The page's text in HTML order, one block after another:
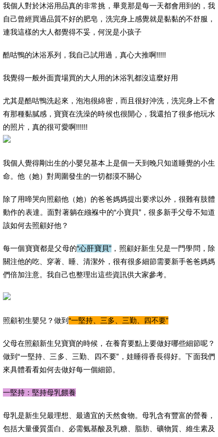
我個人對於沐浴用品真的非常挑，畢竟那是每一天都會用到的，我
自己曾經買過品質不好的肥皂，洗完身上感覺就是黏黏的不舒服，
連我這樣的大人都覺得不妥，何況是小孩子
酷咕鴨的沐浴系列，我自己試用過，真心大推啊!!!!!
我覺得一般外面賣場買的大人用的沐浴乳都沒這麼好用
尤其是酷咕鴨洗起來，泡泡很綿密，而且很好沖洗，洗完身上不會
有那種黏膩感，寶寶在洗澡的時候也很開心，我還拍了很多他玩水
的照片，真的很可愛啊!!!!!!
我個人覺得剛出生的小嬰兒基本上是個一天到晚只知道睡覺的小生
命。他（她）對周圍發生的一切都漠不關心
除了用啼哭向照顧他（她）的爸爸媽媽提出要求以外，很難有肢體
動作的表達。面對著躺在繈褓中的“小寶貝”，很多新手父母不知道
該如何去照顧好他？
每一個寶寶都是父母的“心肝寶貝” ，照顧好新生兒是一門學問，除
關注他的吃、穿著、睡、清潔外，很有很多細節需要新手爸爸媽媽
們倍加注意。我自己也整理出這些資訊供大家參考。
照顧初生嬰兒？做到 “一堅持、三多、三勤、四不要”
父母在照顧新生兒寶寶的時候，在養育要點上要做好哪些細節呢？
做到“一堅持、三多、三勤、四不要”，娃睡得香長得好。下面我們
來具體看看如何去做好每一個細節。
一堅持：堅持母乳餵養
母乳是新生兒最理想、最適宜的天然食物。母乳含有豐富的營養，
包括大量優質蛋白、必需氨基酸及乳糖、脂肪、礦物質、維生素及